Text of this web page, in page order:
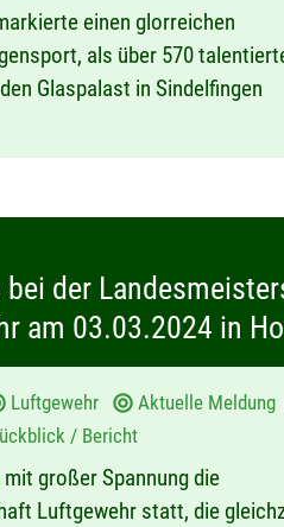
einen glorreichen
als über 570
Glaspalast in Sindelfingen
der
am 03.03.2024 in
Luftgewehr
Aktuelle
/ Bericht
großer Spannung die
Luftgewehr statt, die